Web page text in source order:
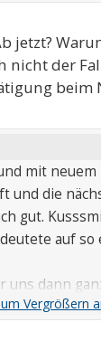
jetzt?
nicht der
beim
mit
und die
gut.
auf so
uns dann
bin zur